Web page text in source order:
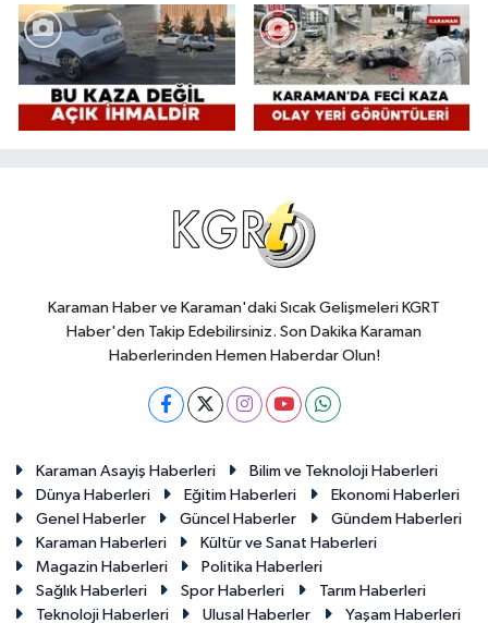
Karaman Haber ve Karaman'daki Sıcak Gelişmeleri KGRT
Haber'den Takip Edebilirsiniz. Son Dakika Karaman
Haberlerinden Hemen Haberdar Olun!
Karaman Asayiş Haberleri
Bilim ve Teknoloji Haberleri
Dünya Haberleri
Eğitim Haberleri
Ekonomi Haberleri
Genel Haberler
Güncel Haberler
Gündem Haberleri
Karaman Haberleri
Kültür ve Sanat Haberleri
Magazin Haberleri
Politika Haberleri
Sağlık Haberleri
Spor Haberleri
Tarım Haberleri
Teknoloji Haberleri
Ulusal Haberler Yaşam Haberleri